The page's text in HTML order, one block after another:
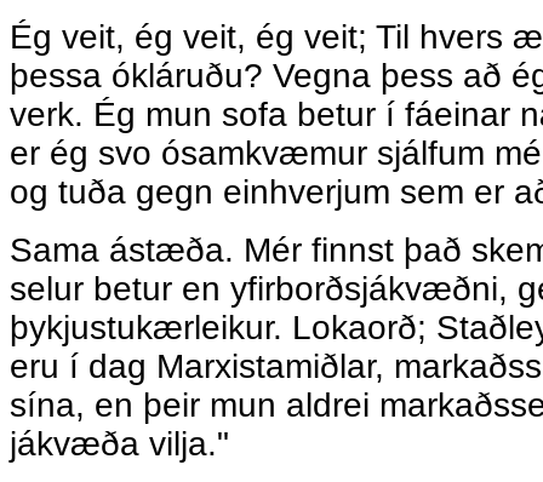
Ég veit, ég veit, ég veit; Til hvers
þessa ókláruðu? Vegna þess að
verk. Ég mun sofa betur í fáeinar
er ég svo ósamkvæmur sjálfum
og tuða gegn einhverjum sem er
Sama ástæða. Mér finnst það
selur betur en yfirborðsjákvæðni,
þykjustukærleikur. Lokaorð;
eru í dag Marxistamiðlar,
sína, en þeir mun aldrei
jákvæða vilja."